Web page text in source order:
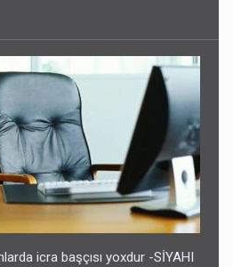
icra başçısı yoxdur -SİYAHI